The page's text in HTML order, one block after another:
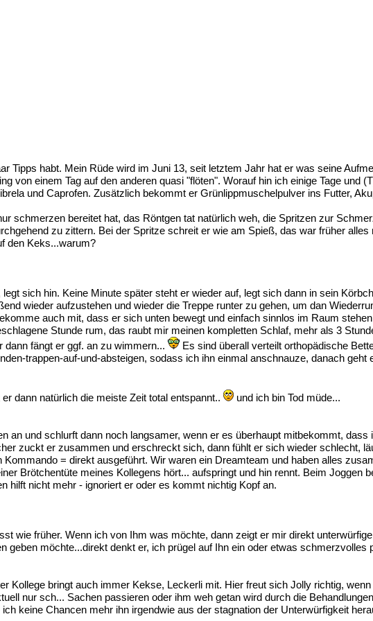
Tipps habt. Mein Rüde wird im Juni 13, seit letztem Jahr hat er was seine
von einem Tag auf den anderen quasi "flöten". Worauf hin ich einige Tage und
und Caprofen. Zusätzlich bekommt er Grünlippmuschelpulver ins Futter,
schmerzen bereitet hat, das Röntgen tat natürlich weh, die Spritzen zur
zu zittern. Bei der Spritze schreit er wie am Spieß, das war früher
den Keks...warum?
sich hin. Keine Minute später steht er wieder auf, legt sich dann in sein
wieder aufzustehen und wieder die Treppe runter zu gehen, um dan
auch mit, dass er sich unten bewegt und einfach sinnlos im Raum
Stunde rum, das raubt mir meinen kompletten Schlaf, mehr als 3
dann fängt er ggf. an zu wimmern...
Es sind überall verteilt orthopädische
trappen-auf-und-absteigen, sodass ich ihn einmal anschnauze, danach geht
dann natürlich die meiste Zeit total entspannt..
und ich bin Tod müde...
an und schlurft dann noch langsamer, wenn er es überhaupt mitbekommt,
zuckt er zusammen und erschreckt sich, dann fühlt er sich wieder schlecht,
= direkt ausgeführt. Wir waren ein Dreamteam und haben alles
Brötchentüte meines Kollegens hört... aufspringt und hin rennt. Beim Joggen
hilft nicht mehr - ignoriert er oder es kommt nichtig Kopf an.
wie früher. Wenn ich von Ihm was möchte, dann zeigt er mir direkt
möchte...direkt denkt er, ich prügel auf Ihn ein oder etwas schmerzvolles
Kollege bringt auch immer Kekse, Leckerli mit. Hier freut sich Jolly richtig,
nur sch... Sachen passieren oder ihm weh getan wird durch die
keine Chancen mehr ihn irgendwie aus der stagnation der Unterwürfigkeit